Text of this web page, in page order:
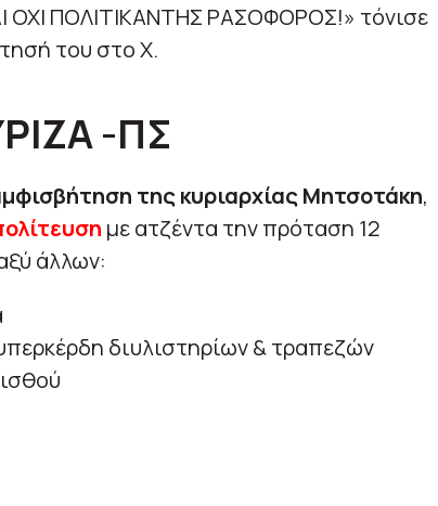
ΟΧΙ ΠΟΛΙΤΙΚΑΝΤΗΣ ΡΑΣΟΦΟΡΟΣ!» τόνισε
του στο Χ.
-ΠΣ
της κυριαρχίας Μητσοτάκη,
με ατζέντα την πρόταση 12
άλλων:
διυλιστηρίων & τραπεζών